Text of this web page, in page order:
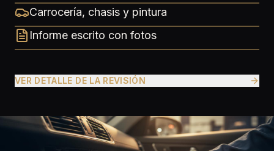
Carrocería, chasis y pintura
Informe escrito con fotos
VER DETALLE DE LA REVISIÓN